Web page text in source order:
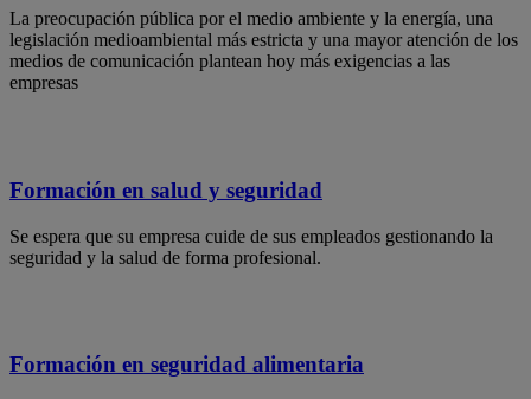
La preocupación pública por el medio ambiente y la energía, una
legislación medioambiental más estricta y una mayor atención de los
medios de comunicación plantean hoy más exigencias a las
empresas
Formación en salud y seguridad
Se espera que su empresa cuide de sus empleados gestionando la
seguridad y la salud de forma profesional.
Formación en seguridad alimentaria